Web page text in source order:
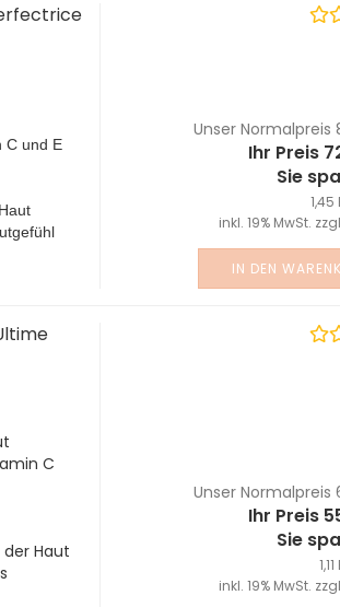
C und E
Unser Normalpreis
Ihr Preis
Sie
1,45
inkl. 19% MwSt.
IN DEN
C
Haut
Unser Normalpreis
Ihr Preis
Sie
inkl. 19% MwSt.